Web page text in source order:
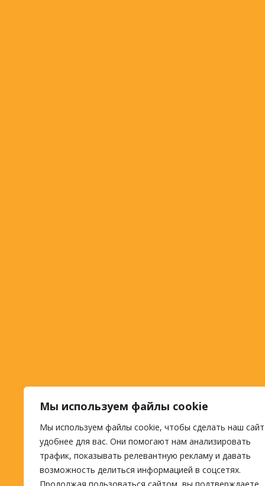
Мы используем файлы cookie
Мы используем файлы cookie, чтобы сделать наш сайт
удобнее для вас. Они помогают нам анализировать
трафик, показывать релевантную рекламу и давать
возможность делиться информацией в соцсетях.